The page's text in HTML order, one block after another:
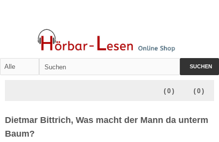
SUCHEN
( 0 )
( 0 )
Dietmar Bittrich, Was macht der Mann da unterm
Baum?